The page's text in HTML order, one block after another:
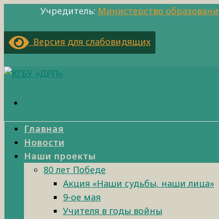
Учредитель: Министерство
Версия для слабовидящих
Главная
Новости
Наши проекты
80 лет Победе
Акция «Наши судьбы, наши лица»
9-ое мая
Учителя в годы войны